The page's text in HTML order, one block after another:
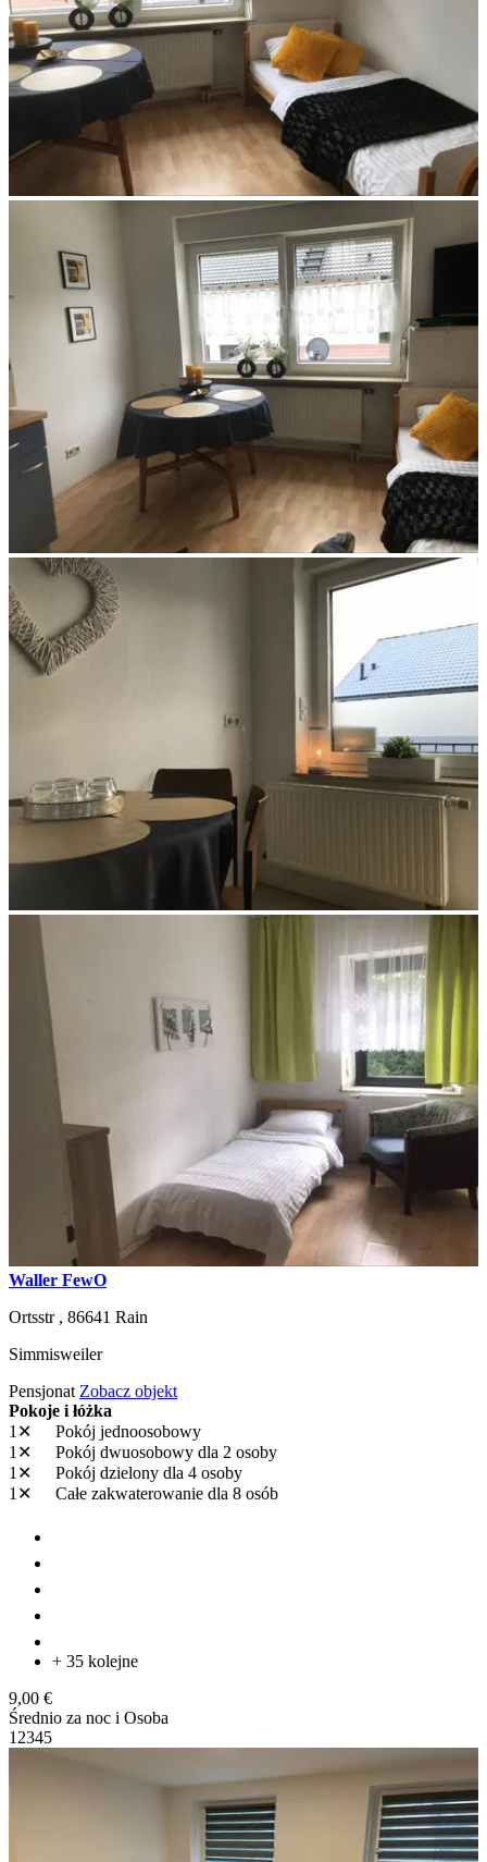
Waller FewO
Ortsstr , 86641 Rain
Simmisweiler
PensjonatZobacz objekt
Pokoje i łóżka
1✕
Pokój jednoosobowy
1✕
Pokój dwuosobowy dla 2 osoby
1✕
Pokój dzielony dla 4 osoby
1✕
Całe zakwaterowanie dla 8 osób
+ 35 kolejne
9,00 €
Średnio za noc i Osoba
12345